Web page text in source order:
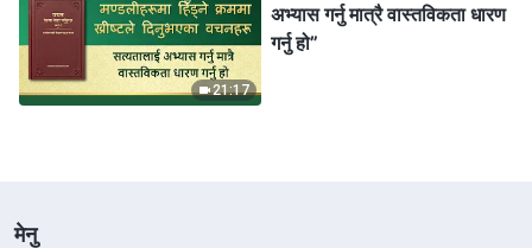
21:17
अभ्यास गर्नु मात्रै वास्तविकता धारण
गर्नु हो”
मेनु